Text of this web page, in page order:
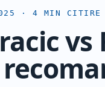
· 4 MIN CITIRE